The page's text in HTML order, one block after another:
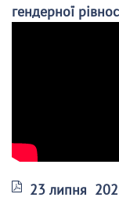
гендерної
23 липня